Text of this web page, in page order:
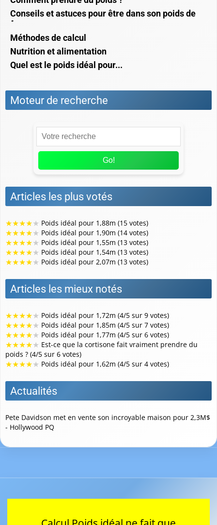
Conseils et astuces pour être dans son poids de
forme
Méthodes de calcul
Nutrition et alimentation
Quel est le poids idéal pour...
Moteur de recherche
Go!
Articles les plus votés
★★★★★ Poids idéal pour 1,88m (15 votes)
★★★★★ Poids idéal pour 1,90m (14 votes)
★★★★★ Poids idéal pour 1,55m (13 votes)
★★★★★ Poids idéal pour 1,54m (13 votes)
★★★★★ Poids idéal pour 2,07m (13 votes)
Articles les mieux notés
★★★★★ Poids idéal pour 1,72m (4/5 sur 9 votes)
★★★★★ Poids idéal pour 1,85m (4/5 sur 7 votes)
★★★★★ Poids idéal pour 1,77m (4/5 sur 6 votes)
★★★★★ Est-ce que la cortisone fait vraiment prendre du
poids ? (4/5 sur 6 votes)
★★★★★ Poids idéal pour 1,62m (4/5 sur 4 votes)
Actualités
Pete Davidson met en vente son incroyable maison pour 2,3M$
- Hollywood PQ